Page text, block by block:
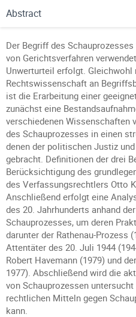
Abstract
Der Begriff des
von Gerichtsverfahren
Unwerturteil erfolgt.
Rechtswissenschaft an
ist die Erarbeitung einer
zunächst eine
verschiedenen Wissenschaften
des Schauprozesses in einen
denen der politischen Justiz
gebracht. Definitionen der drei
Berücksichtigung des
des Verfassungsrechtlers Otto
Anschließend erfolgt eine
des 20. Jahrhunderts anhand
Schauprozesses, um deren
darunter der Rathenau-Prozess
Attentäter des 20. Juli 1944
Robert Havemann (1979) und
1977). Abschließend wird die
von Schauprozessen
rechtlichen Mitteln gegen
kann.